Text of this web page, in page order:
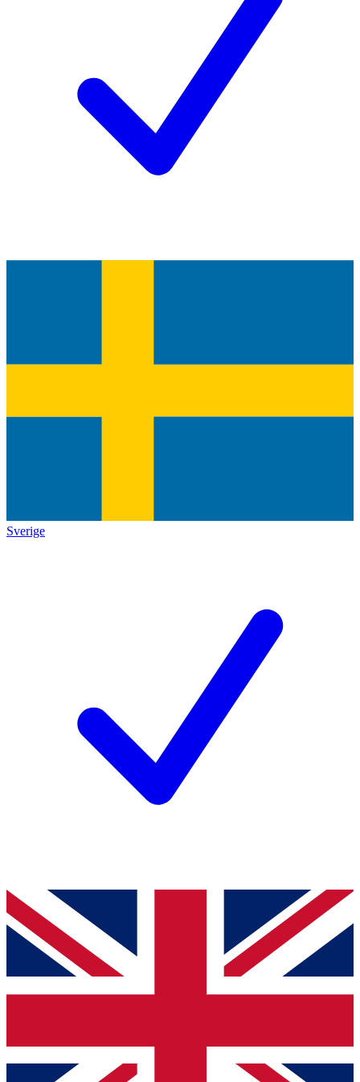
Sverige